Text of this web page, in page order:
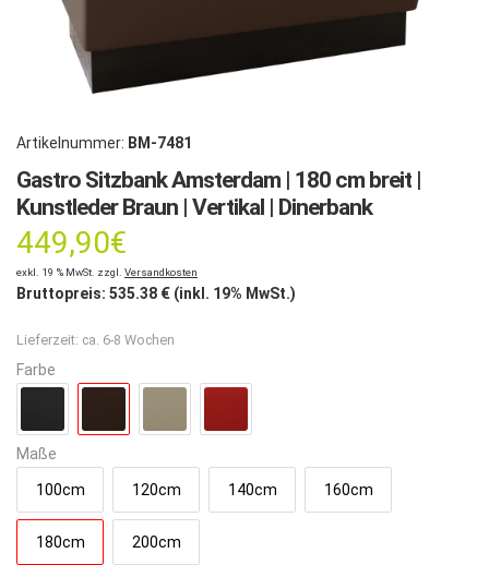
Artikelnummer: BM-7481
Gastro Sitzbank Amsterdam | 180 cm breit |
Kunstleder Braun | Vertikal | Dinerbank
449,90€
exkl. 19 % MwSt. zzgl. Versandkosten
Bruttopreis: 535.38 € (inkl. 19% MwSt.)
Lieferzeit: ca. 6-8 Wochen
Farbe
Maße
100cm 120cm 140cm 160cm
180cm 200cm